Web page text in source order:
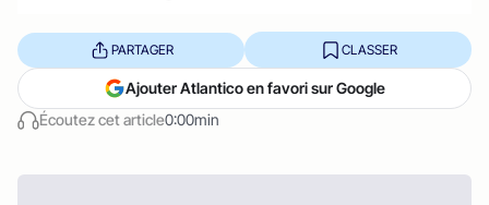
Écoutez cet article0:00min
PARTAGER CLASSER
Ajouter Atlantico en favori sur Google